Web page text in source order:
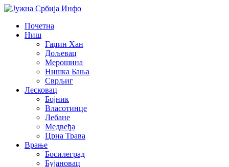
Почетна
Ниш
Гаџин Хан
Дољевац
Мерошина
Нишка Бања
Сврљиг
Лесковац
Бојник
Власотинце
Лебане
Медвеђа
Црна Трава
Врање
Босилеград
Бујановац